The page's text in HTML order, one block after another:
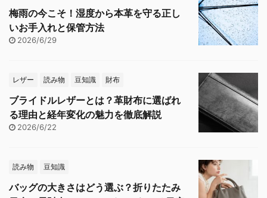
梅雨の今こそ！湿度から本革を守る正し
いお手入れと保管方法
2026/6/29
レザー 読み物 豆知識 財布
ブライドルレザーとは？革財布に選ばれ
る理由と経年変化の魅力を徹底解説
2026/6/22
読み物 豆知識
バッグの大きさはどう選ぶ？折りたたみ